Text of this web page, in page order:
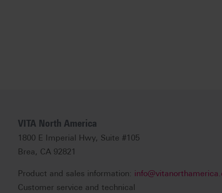
VITA North America
1800 E Imperial Hwy, Suite #105
Brea, CA 92821
Product and sales information:
Customer service and technical